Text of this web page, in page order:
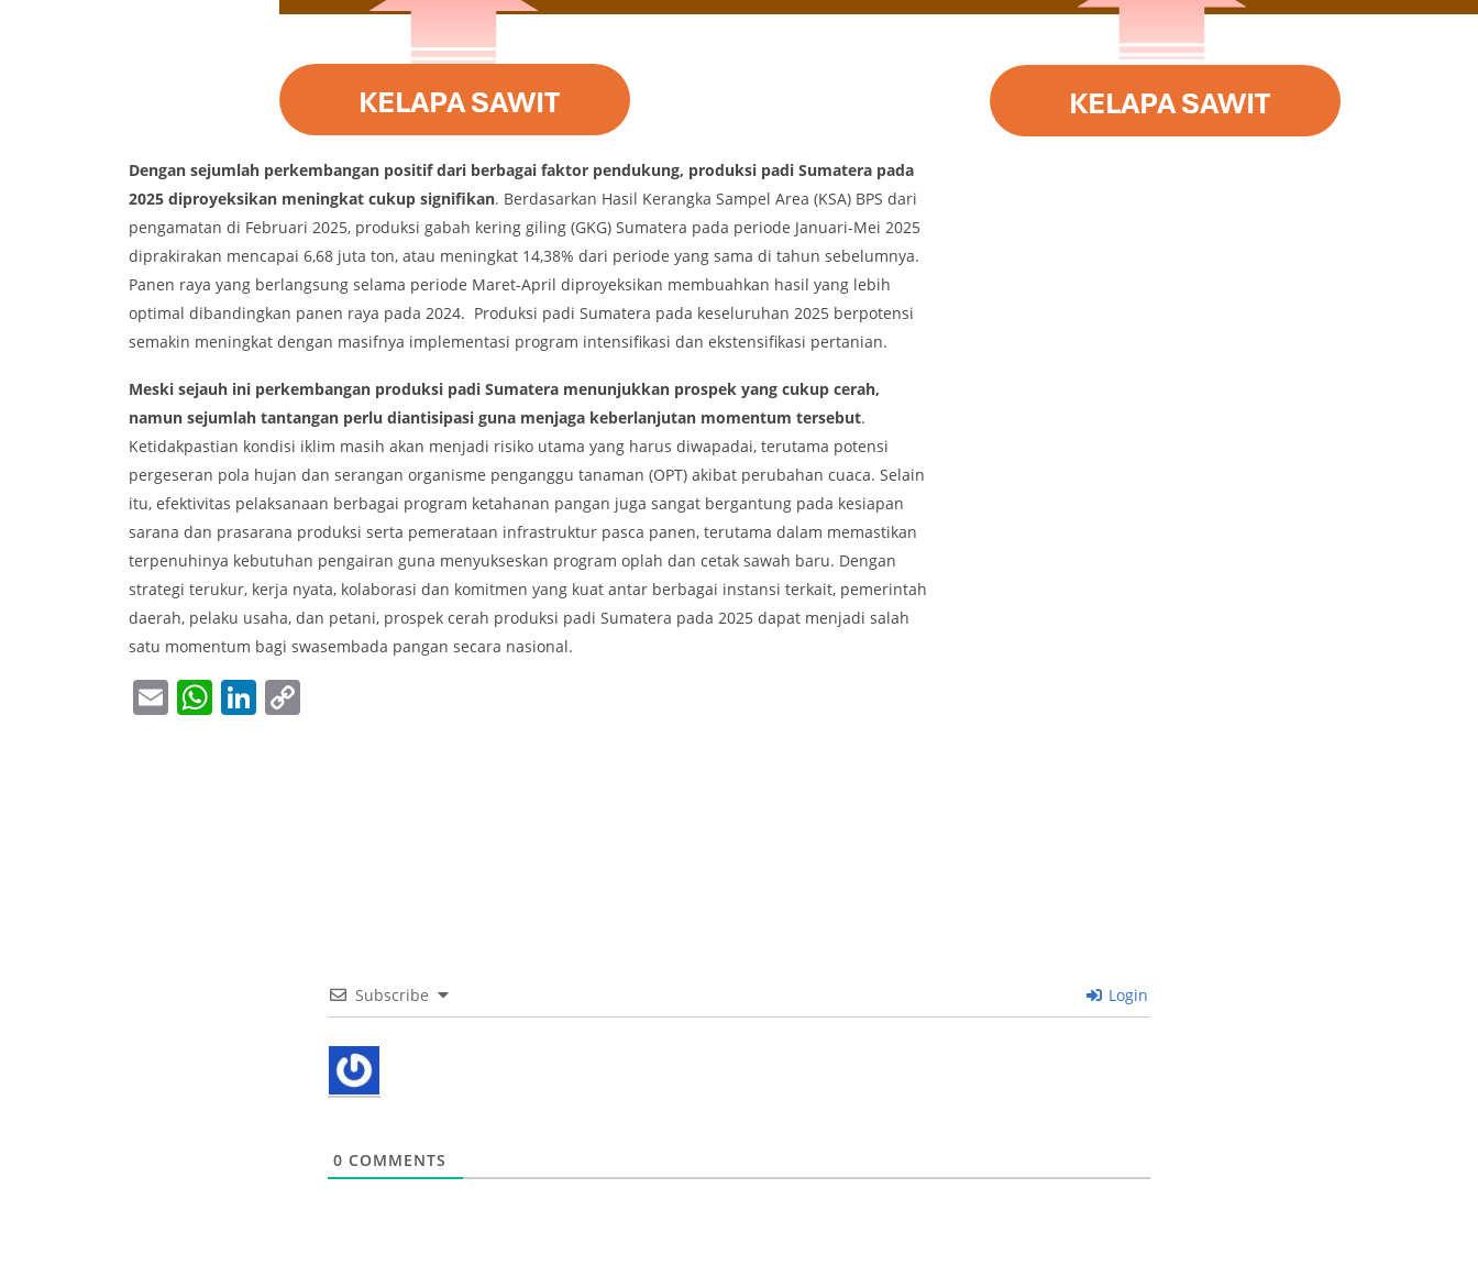
Dengan sejumlah perkembangan positif dari berbagai faktor pendukung, produksi padi Sumatera pada
2025 diproyeksikan meningkat cukup signifikan. Berdasarkan Hasil Kerangka Sampel Area (KSA) BPS dari
pengamatan di Februari 2025, produksi gabah kering giling (GKG) Sumatera pada periode Januari-Mei 2025
diprakirakan mencapai 6,68 juta ton, atau meningkat 14,38% dari periode yang sama di tahun sebelumnya.
Panen raya yang berlangsung selama periode Maret-April diproyeksikan membuahkan hasil yang lebih
optimal dibandingkan panen raya pada 2024. Produksi padi Sumatera pada keseluruhan 2025 berpotensi
semakin meningkat dengan masifnya implementasi program intensifikasi dan ekstensifikasi pertanian.
Meski sejauh ini perkembangan produksi padi Sumatera menunjukkan prospek yang cukup cerah,
namun sejumlah tantangan perlu diantisipasi guna menjaga keberlanjutan momentum tersebut.
Ketidakpastian kondisi iklim masih akan menjadi risiko utama yang harus diwapadai, terutama potensi
pergeseran pola hujan dan serangan organisme penganggu tanaman (OPT) akibat perubahan cuaca. Selain
itu, efektivitas pelaksanaan berbagai program ketahanan pangan juga sangat bergantung pada kesiapan
sarana dan prasarana produksi serta pemerataan infrastruktur pasca panen, terutama dalam memastikan
terpenuhinya kebutuhan pengairan guna menyukseskan program oplah dan cetak sawah baru. Dengan
strategi terukur, kerja nyata, kolaborasi dan komitmen yang kuat antar berbagai instansi terkait, pemerintah
daerah, pelaku usaha, dan petani, prospek cerah produksi padi Sumatera pada 2025 dapat menjadi salah
satu momentum bagi swasembada pangan secara nasional.
EmailWhatsApp
LinkedIn
Subscribe Login
0 COMMENTS